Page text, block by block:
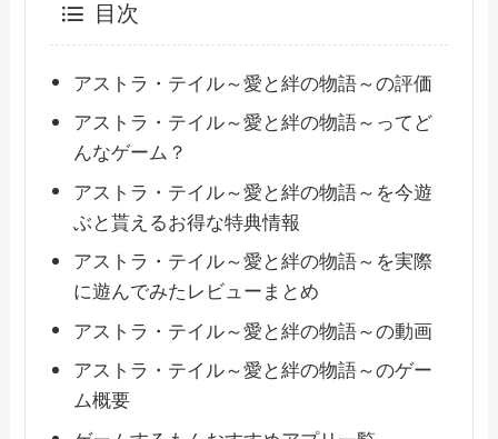
目次
アストラ・テイル～愛と絆の物語～の評価
アストラ・テイル～愛と絆の物語～ってど
んなゲーム？
アストラ・テイル～愛と絆の物語～を今遊
ぶと貰えるお得な特典情報
アストラ・テイル～愛と絆の物語～を実際
に遊んでみたレビューまとめ
アストラ・テイル～愛と絆の物語～の動画
アストラ・テイル～愛と絆の物語～のゲー
ム概要